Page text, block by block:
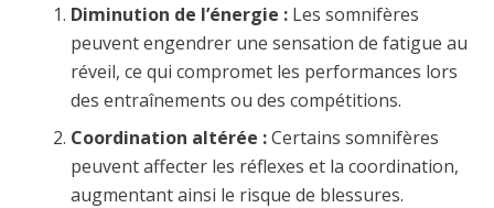
Diminution de l’énergie : Les somnifères
peuvent engendrer une sensation de fatigue au
réveil, ce qui compromet les performances lors
des entraînements ou des compétitions.
Coordination altérée :Certains somnifères
peuvent affecter les réflexes et la coordination,
augmentant ainsi le risque de blessures.